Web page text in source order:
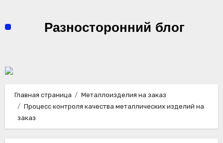
содержимомуРазносторонний блог
Главная страница
Металлоизделия на заказ
Процесс контроля качества металлических изделий на
заказ